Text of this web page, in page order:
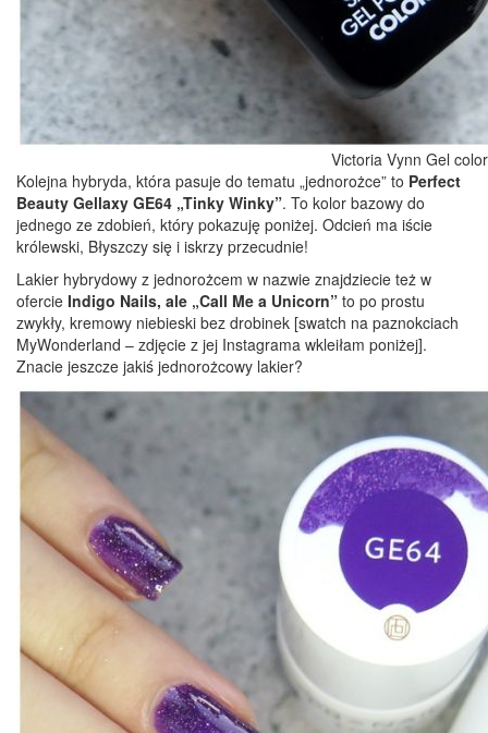
Victoria Vynn Gel
Kolejna hybryda, która pasuje do tematu „jednorożce” to Perfect
Beauty Gellaxy GE64 „Tinky Winky”. To kolor bazowy do
jednego ze zdobień, który pokazuję poniżej. Odcień ma iście
królewski, Błyszczy się i iskrzy przecudnie!
Lakier hybrydowy z jednorożcem w nazwie znajdziecie też w
ofercie Indigo Nails, ale „Call Me a Unicorn” to po prostu
zwykły, kremowy niebieski bez drobinek [swatch na paznokciach
MyWonderland – zdjęcie z jej Instagrama wkleiłam poniżej].
Znacie jeszcze jakiś jednorożcowy lakier?